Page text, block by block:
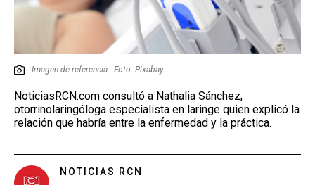
Imagen de referencia - Foto: Pixabay
NoticiasRCN.com consultó a Nathalia Sánchez,
otorrinolaringóloga especialista en laringe quien explicó la
relación que habría entre la enfermedad y la práctica.
NOTICIAS RCN